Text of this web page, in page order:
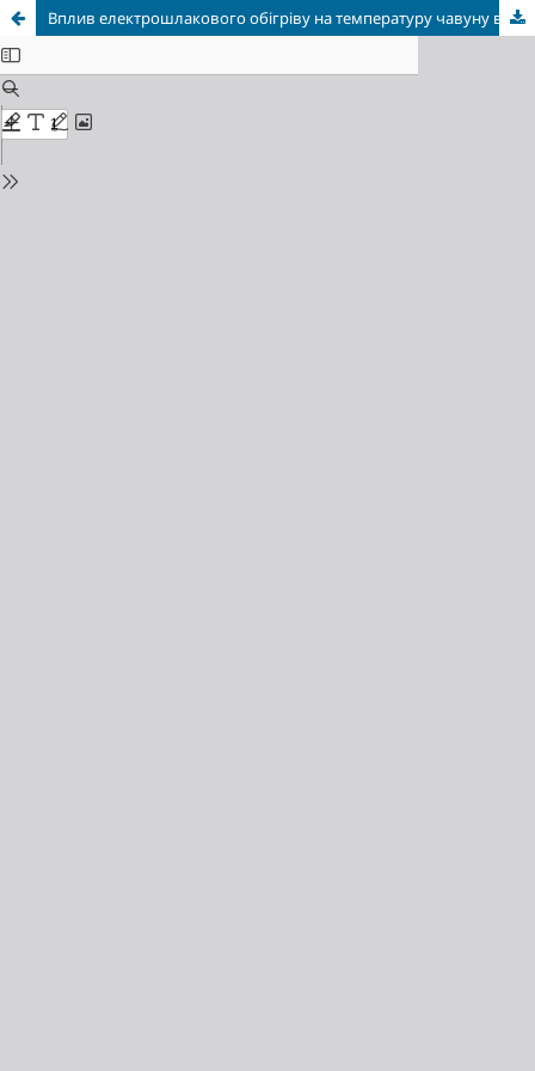
Вплив електрошлакового обігріву на температуру чавуну в системі надлив-верхня шийка прокатного валка масою 2200 кг